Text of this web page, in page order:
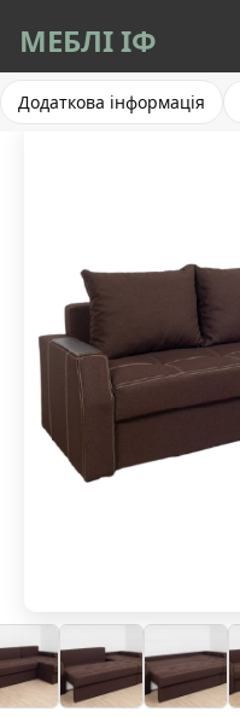
МЕБЛІ ІФ
Додаткова інформація